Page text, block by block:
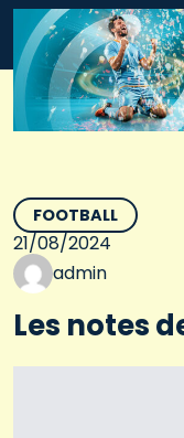
FOOTBALL
21/08/2024
admin
Les notes